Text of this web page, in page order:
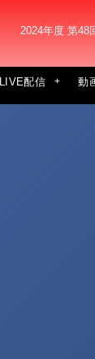
2024年度 第48
LIVE配信 動